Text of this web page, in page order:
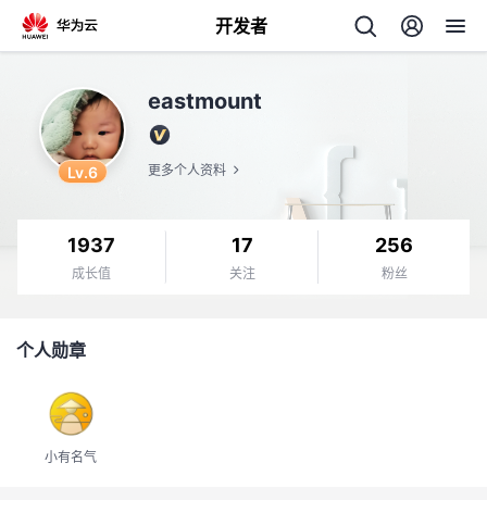
开发者
Lv.6
eastmount
更多个人资料
1937
成长值
17
关注
256
粉丝
个人勋章
小有名气